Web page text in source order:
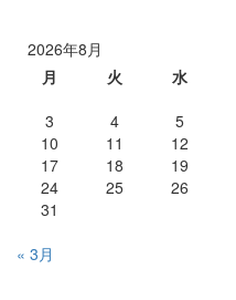
2026年8月
月
火 水
3
4 5
10
11 12
17
18 19
24
25 26
31
« 3月